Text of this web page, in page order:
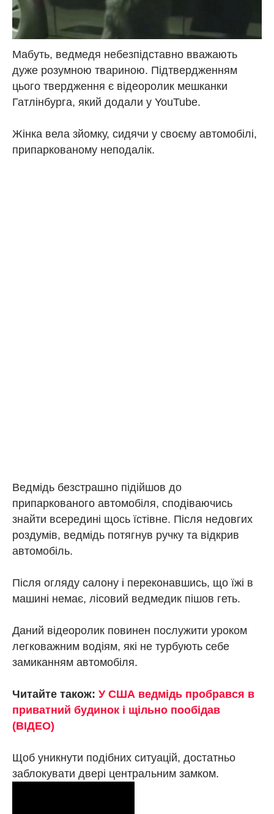
Мабуть, ведмедя небезпідставно вважають
дуже розумною твариною. Підтвердженням
цього твердження є відеоролик мешканки
Гатлінбурга, який додали у YouTube.
Жінка вела зйомку, сидячи у своєму автомобілі,
припаркованому неподалік.
Ведмідь безстрашно підійшов до
припаркованого автомобіля, сподіваючись
знайти всередині щось їстівне. Після недовгих
роздумів, ведмідь потягнув ручку та відкрив
автомобіль.
Після огляду салону і переконавшись, що їжі в
машині немає, лісовий ведмедик пішов геть.
Даний відеоролик повинен послужити уроком
легковажним водіям, які не турбують себе
замиканням автомобіля.
Читайте також: У США ведмідь пробрався в
приватний будинок і щільно пообідав
(ВІДЕО)
Щоб уникнути подібних ситуацій, достатньо
заблокувати двері центральним замком.